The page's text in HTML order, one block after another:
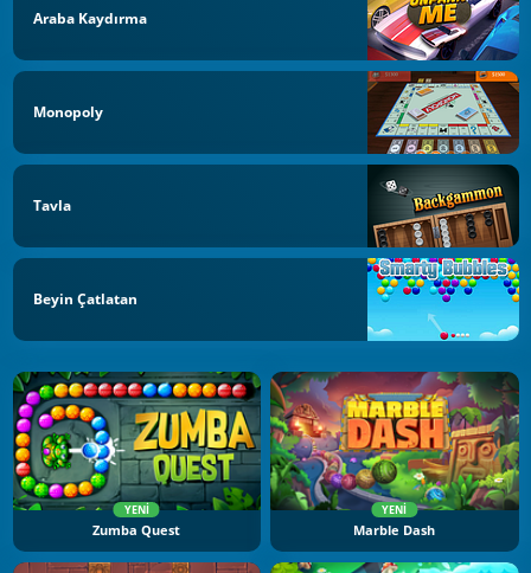
Araba Kaydırma
Monopoly
Tavla
Beyin Çatlatan
YENI
Zumba Quest
YENI
Marble Dash